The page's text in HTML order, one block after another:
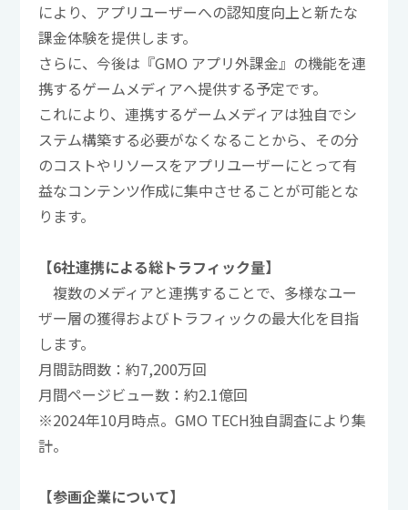
により、アプリユーザーへの認知度向上と新たな
課金体験を提供します。
さらに、今後は『GMO アプリ外課金』の機能を連
携するゲームメディアへ提供する予定です。
これにより、連携するゲームメディアは独自でシ
ステム構築する必要がなくなることから、その分
のコストやリソースをアプリユーザーにとって有
益なコンテンツ作成に集中させることが可能とな
ります。
【6社連携による総トラフィック量】
複数のメディアと連携することで、多様なユー
ザー層の獲得およびトラフィックの最大化を目指
します。
月間訪問数：約7,200万回
月間ページビュー数：約2.1億回
※2024年10月時点。GMO TECH独自調査により集
計。
【参画企業について】